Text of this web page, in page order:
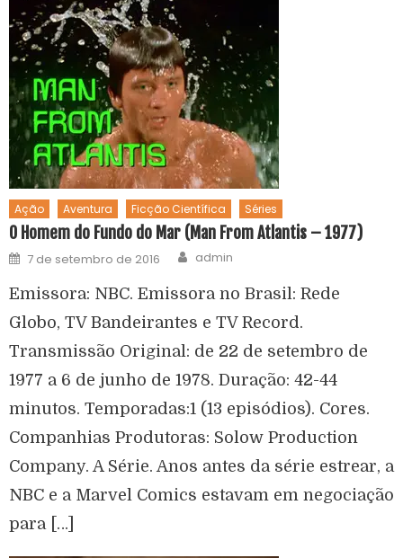
Ação Aventura Ficção Científica Séries
O Homem do Fundo do Mar (Man From Atlantis – 1977)
7 de setembro de 2016 admin
Emissora: NBC. Emissora no Brasil: Rede
Globo, TV Bandeirantes e TV Record.
Transmissão Original: de 22 de setembro de
1977 a 6 de junho de 1978. Duração: 42-44
minutos. Temporadas:1 (13 episódios). Cores.
Companhias Produtoras: Solow Production
Company. A Série. Anos antes da série estrear, a
NBC e a Marvel Comics estavam em negociação
para […]